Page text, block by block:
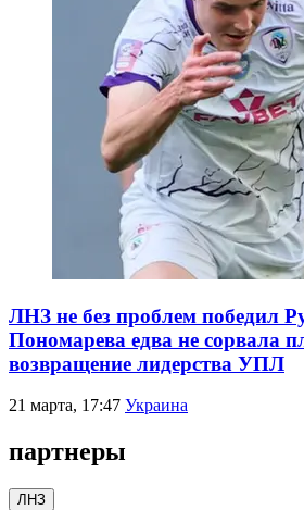
ЛНЗ не без проблем победил
Пономарева едва не сорвала
возвращение лидерства УПЛ
21 марта, 17:47 Украина
партнеры
ЛНЗ